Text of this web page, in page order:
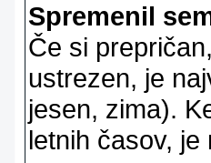
Spremenil
Če si
ustrezen, je
jesen, zima).
letnih časov,